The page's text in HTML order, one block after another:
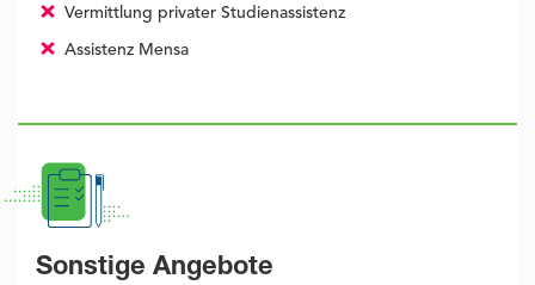
Vermittlung privater Studienassistenz
Assistenz Mensa
Sonstige Angebote